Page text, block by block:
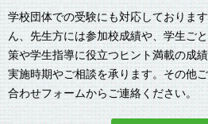
学校団体での受験にも対応しておりま
ん、先生方には参加校成績や、学生ご
策や学生指導に役立つヒント満載の成
実施時期やご相談を承ります。その他
合わせフォームからご連絡ください。